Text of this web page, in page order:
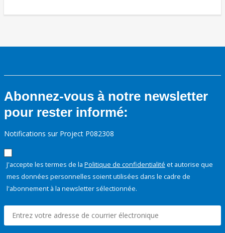
Abonnez-vous à notre newsletter
pour rester informé:
Notifications sur Project P082308
J'accepte les termes de la Politique de confidentialité et autorise que
mes données personnelles soient utilisées dans le cadre de
l'abonnement à la newsletter sélectionnée.